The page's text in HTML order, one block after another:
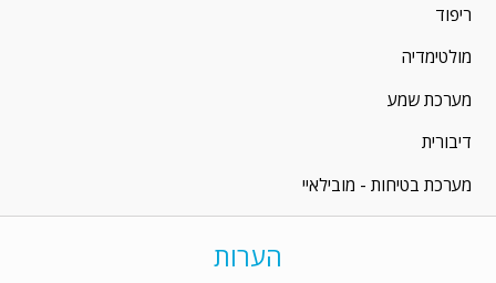
ריפוד
מולטימדיה
מערכת שמע
דיבורית
מערכת בטיחות - מובילאיי
הערות